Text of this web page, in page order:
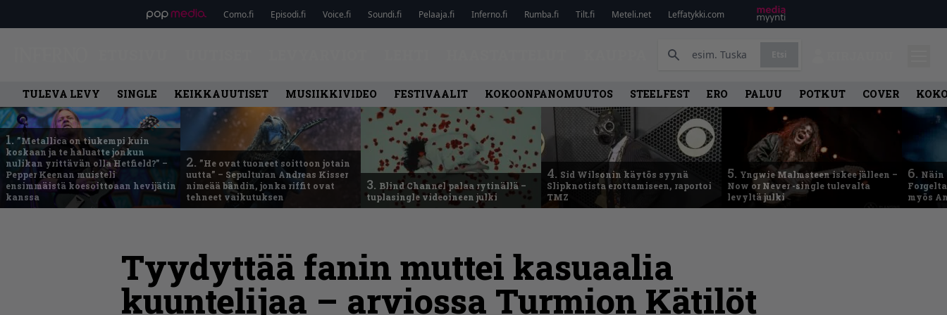
Como.fi Episodi.fi Voice.fi Soundi.fi Pelaaja.fi Inferno.fi Rumba.fi Tilt.fi Meteli.net Leffatykki.com
TULEVA LEVY SINGLE KEIKKAUUTISET MUSIIKKIVIDEO FESTIVAALIT KOKOONPANOMUUTOS STEELFEST ERO PALUU POTKUT COVER
1. ”Metallica on tiukempi kuin
koskaan ja te haluatte jonkun
nulikan yrittävän olla Hetfield?” –
Pepper Keenan muisteli
ensimmäistä koesoittoaan hevijätin
kanssa
2. ”He ovat tuoneet soittoon jotain
uutta” – Sepulturan Andreas Kisser
nimeää bändin, jonka riffit ovat
tehneet vaikutuksen
3. Blind Channel palaa rytinällä –
tuplasingle videoineen julki
4. Sid Wilsonin käytös syynä
Slipknotista erottamiseen, raportoi
TMZ
5. Yngwie Malmsteen iskee jälleen –
Now or Never -single tulevalta
levyltä julki
6. Näin
myös
Tyydyttää fanin muttei kasuaalia
kuuntelijaa – arviossa Turmion Kätilöt